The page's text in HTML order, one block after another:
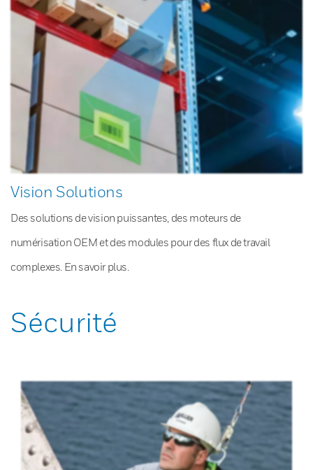
Vision Solutions
Des solutions de vision puissantes, des moteurs de
numérisation OEM et des modules pour des flux de travail
complexes. En savoir plus.
Sécurité